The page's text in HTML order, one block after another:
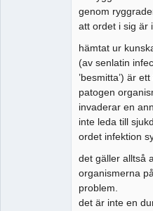
genom
att ordet i sig är
hämtat ur
(av senlatin
’besmitta’) är
patogen
invaderar en
inte leda till
ordet infektion
det gäller alltså
organismerna
problem.
det är inte en